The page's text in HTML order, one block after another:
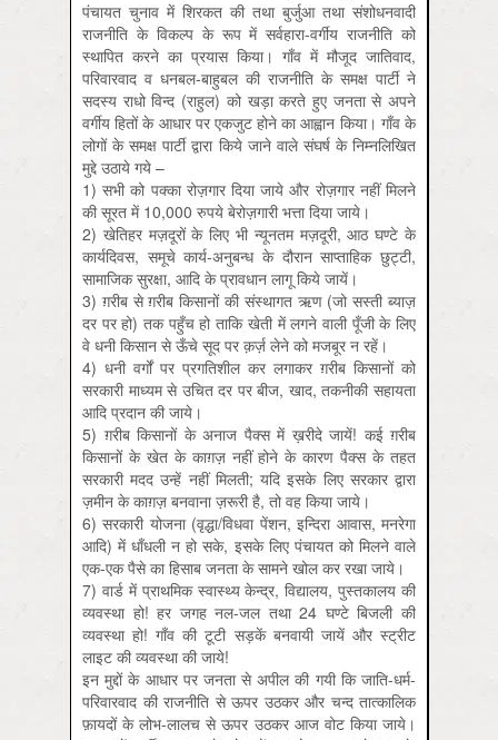
पंचायत चुनाव में शिरकत की तथा बुर्जुआ तथा संशोधनवादी
राजनीति के विकल्प के रूप में सर्वहारा-वर्गीय राजनीति को
स्थापित करने का प्रयास किया। गाँव में मौजूद जातिवाद,
परिवारवाद व धनबल-बाहुबल की राजनीति के समक्ष पार्टी ने
सदस्य राधो विन्द (राहुल) को खड़ा करते हुए जनता से अपने
वर्गीय हितों के आधार पर एकजुट होने का आह्वान किया। गाँव के
लोगों के समक्ष पार्टी द्वारा किये जाने वाले संघर्ष के निम्नलिखित
मुद्दे उठाये गये –
1) सभी को पक्का रोज़गार दिया जाये और रोज़गार नहीं मिलने
की सूरत में 10,000 रुपये बेरोज़गारी भत्ता दिया जाये।
2) खेतिहर मज़दूरों के लिए भी न्यूनतम मज़दूरी, आठ घण्टे के
कार्यदिवस, समूचे कार्य-अनुबन्ध के दौरान साप्ताहिक छुट्टी,
सामाजिक सुरक्षा, आदि के प्रावधान लागू किये जायें।
3) ग़रीब से ग़रीब किसानों की संस्थागत ऋण (जो सस्ती ब्याज़
दर पर हो) तक पहुँच हो ताकि खेती में लगने वाली पूँजी के लिए
वे धनी किसान से ऊँचे सूद पर क़र्ज़ लेने को मजबूर न रहें।
4) धनी वर्गों पर प्रगतिशील कर लगाकर ग़रीब किसानों को
सरकारी माध्यम से उचित दर पर बीज, खाद, तकनीकी सहायता
आदि प्रदान की जाये।
5) ग़रीब किसानों के अनाज पैक्स में ख़रीदे जायें! कई ग़रीब
किसानों के खेत के काग़ज़ नहीं होने के कारण पैक्स के तहत
सरकारी मदद उन्हें नहीं मिलती; यदि इसके लिए सरकार द्वारा
ज़मीन के काग़ज़ बनवाना ज़रूरी है, तो वह किया जाये।
6) सरकारी योजना (वृद्धा/विधवा पेंशन, इन्दिरा आवास, मनरेगा
आदि) में धाँधली न हो सके, इसके लिए पंचायत को मिलने वाले
एक-एक पैसे का हिसाब जनता के सामने खोल कर रखा जाये।
7) वार्ड में प्राथमिक स्वास्थ्य केन्द्र, विद्यालय, पुस्तकालय की
व्यवस्था हो! हर जगह नल-जल तथा 24 घण्टे बिजली की
व्यवस्था हो! गाँव की टूटी सड़कें बनवायी जायें और स्ट्रीट
लाइट की व्यवस्था की जाये!
इन मुद्दों के आधार पर जनता से अपील की गयी कि जाति-धर्म-
परिवारवाद की राजनीति से ऊपर उठकर और चन्द तात्कालिक
फ़ायदों के लोभ-लालच से ऊपर उठकर आज वोट किया जाये।